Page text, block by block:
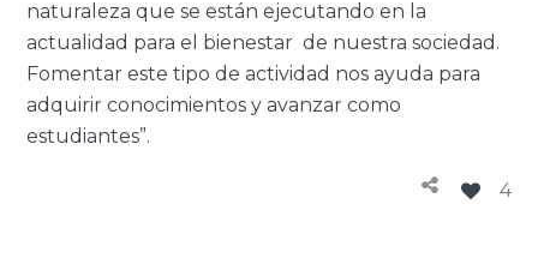
naturaleza que se están ejecutando en la
actualidad para el bienestar de nuestra sociedad.
Fomentar este tipo de actividad nos ayuda para
adquirir conocimientos y avanzar como
estudiantes”.
4